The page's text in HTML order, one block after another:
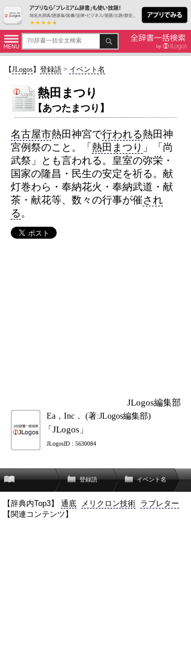
【JLogos】 登録語> イベント名
熱田まつり
【あつたまつり】
名古屋市熱田神宮で行われる熱田神
宮例祭のこと。「 熱田まつり 」「尚
武祭」とも言われる。皇室の弥栄・
国家の隆昌・民生の安定を祈る。献
灯巻わら・奉納花火・奉納武道・献
茶・献花等、数々の行事が催され
る。
JLogos編集部
Ea，Inc． (著:JLogos編集部)
「JLogos」
JLogosID : 5630084
登録語 イベント名
【辞典内Top3】 通底 メリクロン技術 ラブレター
【関連コンテンツ】